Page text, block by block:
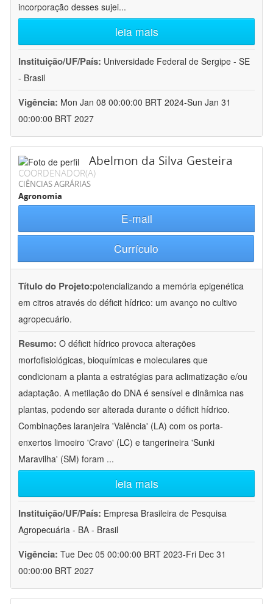
incorporação desses sujei...
leia mais
Instituição/UF/País: Universidade Federal de Sergipe - SE
- Brasil
Vigência: Mon Jan 08 00:00:00 BRT 2024-Sun Jan 31
00:00:00 BRT 2027
Abelmon da Silva Gesteira
COORDENADOR(A)
CIÊNCIAS AGRÁRIAS
Agronomia
E-mail
Currículo
Título do Projeto:potencializando a memória epigenética
em citros através do déficit hídrico: um avanço no cultivo
agropecuário.
Resumo: O déficit hídrico provoca alterações
morfofisiológicas, bioquímicas e moleculares que
condicionam a planta a estratégias para aclimatização e/ou
adaptação. A metilação do DNA é sensível e dinâmica nas
plantas, podendo ser alterada durante o déficit hídrico.
Combinações laranjeira 'Valência' (LA) com os porta-
enxertos limoeiro 'Cravo' (LC) e tangerineira 'Sunki
Maravilha' (SM) foram ...
leia mais
Instituição/UF/País: Empresa Brasileira de Pesquisa
Agropecuária - BA - Brasil
Vigência: Tue Dec 05 00:00:00 BRT 2023-Fri Dec 31
00:00:00 BRT 2027